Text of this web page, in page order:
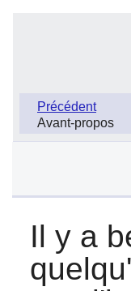
Précédent
Avant-propos
Il y a